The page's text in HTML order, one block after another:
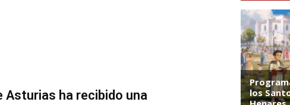
Asturias ha recibido una